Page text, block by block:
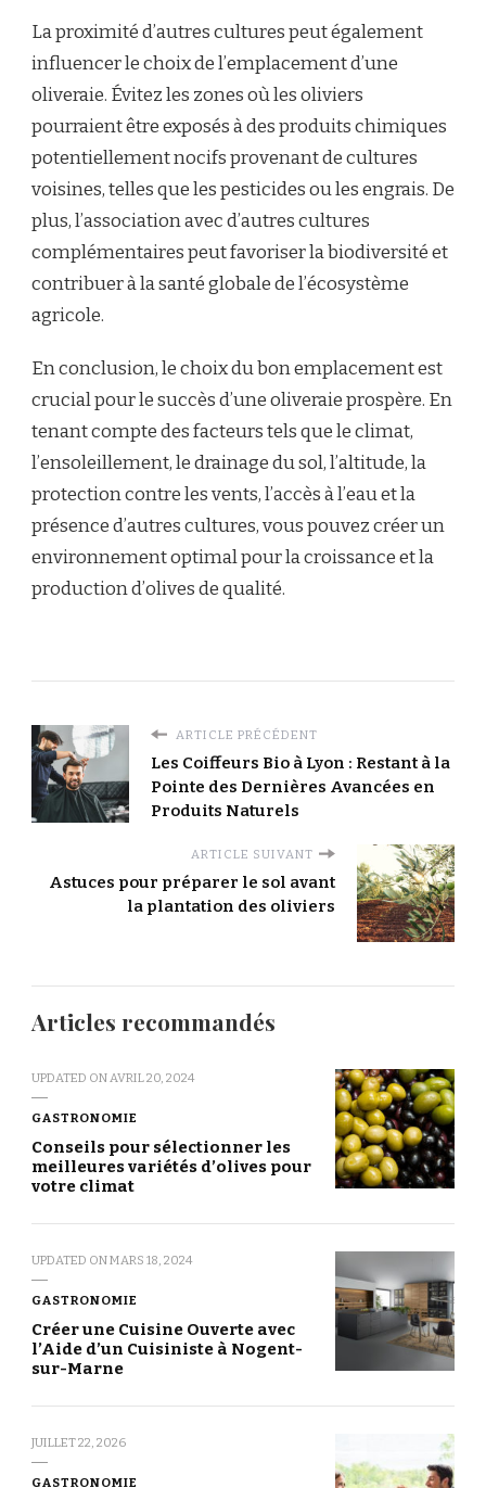
La proximité d’autres cultures peut également
influencer le choix de l’emplacement d’une
oliveraie. Évitez les zones où les oliviers
pourraient être exposés à des produits chimiques
potentiellement nocifs provenant de cultures
voisines, telles que les pesticides ou les engrais. De
plus, l’association avec d’autres cultures
complémentaires peut favoriser la biodiversité et
contribuer à la santé globale de l’écosystème
agricole.
En conclusion, le choix du bon emplacement est
crucial pour le succès d’une oliveraie prospère. En
tenant compte des facteurs tels que le climat,
l’ensoleillement, le drainage du sol, l’altitude, la
protection contre les vents, l’accès à l’eau et la
présence d’autres cultures, vous pouvez créer un
environnement optimal pour la croissance et la
production d’olives de qualité.
ARTICLE PRÉCÉDENT
Les Coiffeurs Bio à Lyon : Restant à la
Pointe des Dernières Avancées en
Produits Naturels
ARTICLE SUIVANT
Astuces pour préparer le sol avant
la plantation des oliviers
Articles recommandés
UPDATED ONAVRIL 20, 2024
GASTRONOMIE
Conseils pour sélectionner les
meilleures variétés d’olives pour
votre climat
UPDATED ONMARS 18, 2024
GASTRONOMIE
Créer une Cuisine Ouverte avec
l’Aide d’un Cuisiniste à Nogent-
sur-Marne
JUILLET 22, 2026
GASTRONOMIE